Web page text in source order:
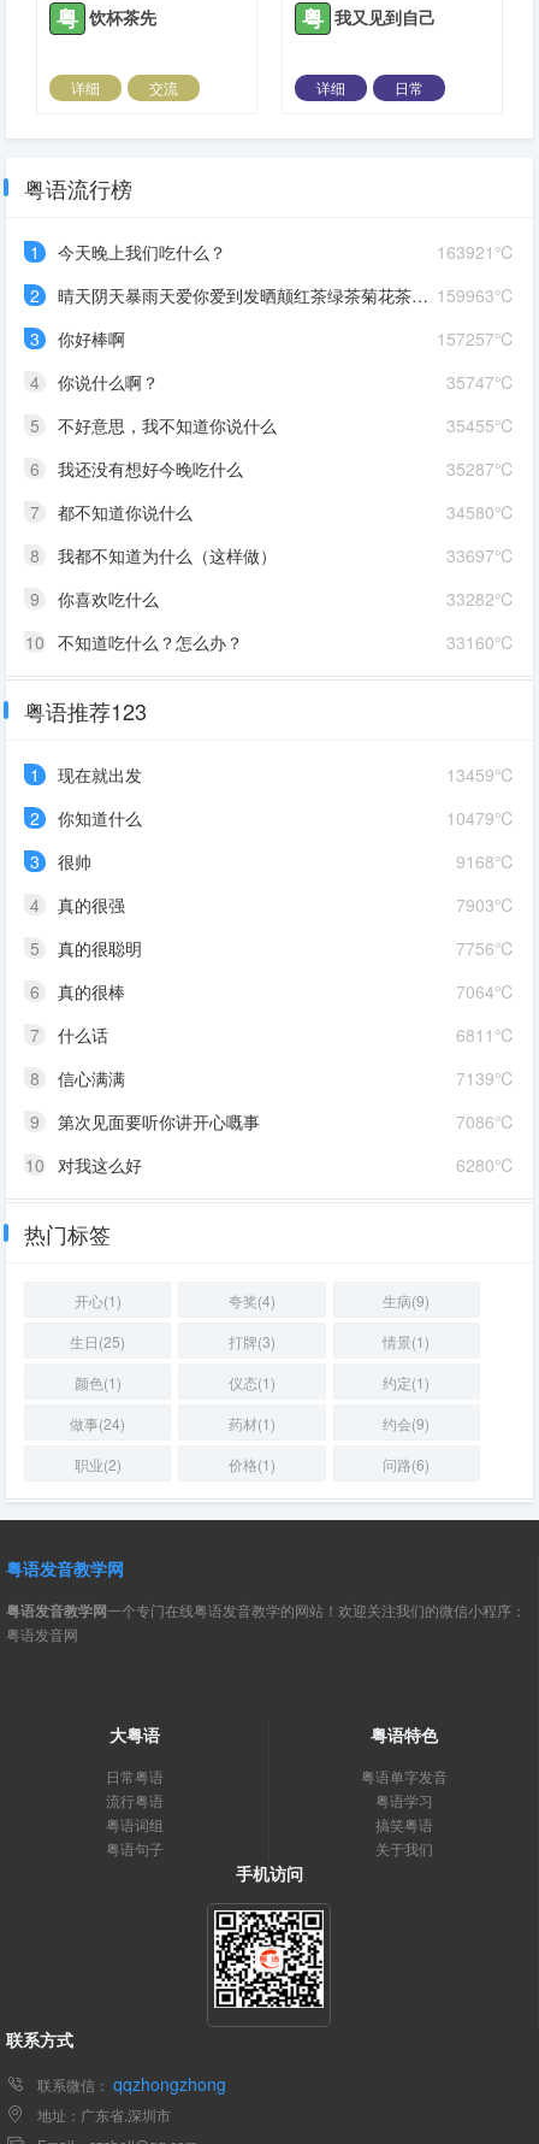
粤 饮杯茶先
详细
交流
粤 我又见到自己
详细
日常
粤语流行榜
163921℃
1
今天晚上我们吃什么？
159963℃
2
晴天阴天暴雨天爱你爱到发晒颠红茶绿茶菊花茶爱你爱到蒙查查
157257℃
3
你好棒啊
35747℃
4
你说什么啊？
35455℃
5
不好意思，我不知道你说什么
35287℃
6
我还没有想好今晚吃什么
34580℃
7
都不知道你说什么
33697℃
8
我都不知道为什么（这样做）
33282℃
9
你喜欢吃什么
33160℃
10 不知道吃什么？怎么办？
粤语推荐123
13459℃
1
现在就出发
10479℃
2
你知道什么
9168℃
3
很帅
7903℃
4
真的很强
7756℃
5
真的很聪明
7064℃
6
真的很棒
6811℃
7
什么话
7139℃
8
信心满满
7086℃
9
第次见面要听你讲开心嘅事
6280℃
10 对我这么好
热门标签
开心(1) 夸奖(4)
生病(9)
生日(25)
打牌(3)
情景(1)
颜色(1)
仪态(1)
约定(1)
做事(24)
药材(1)
约会(9)
职业(2)
价格(1) 问路(6)
粤语发音教学网
粤语发音教学网一个专门在线粤语发音教学的网站！欢迎关注我们的微信小程序：
粤语发音网
大粤语
日常粤语
流行粤语
粤语词组
粤语句子
粤语特色
粤语单字发音
粤语学习
搞笑粤语
关于我们
手机访问
联系方式
联系微信： qqzhongzhong
地址：广东省.深圳市